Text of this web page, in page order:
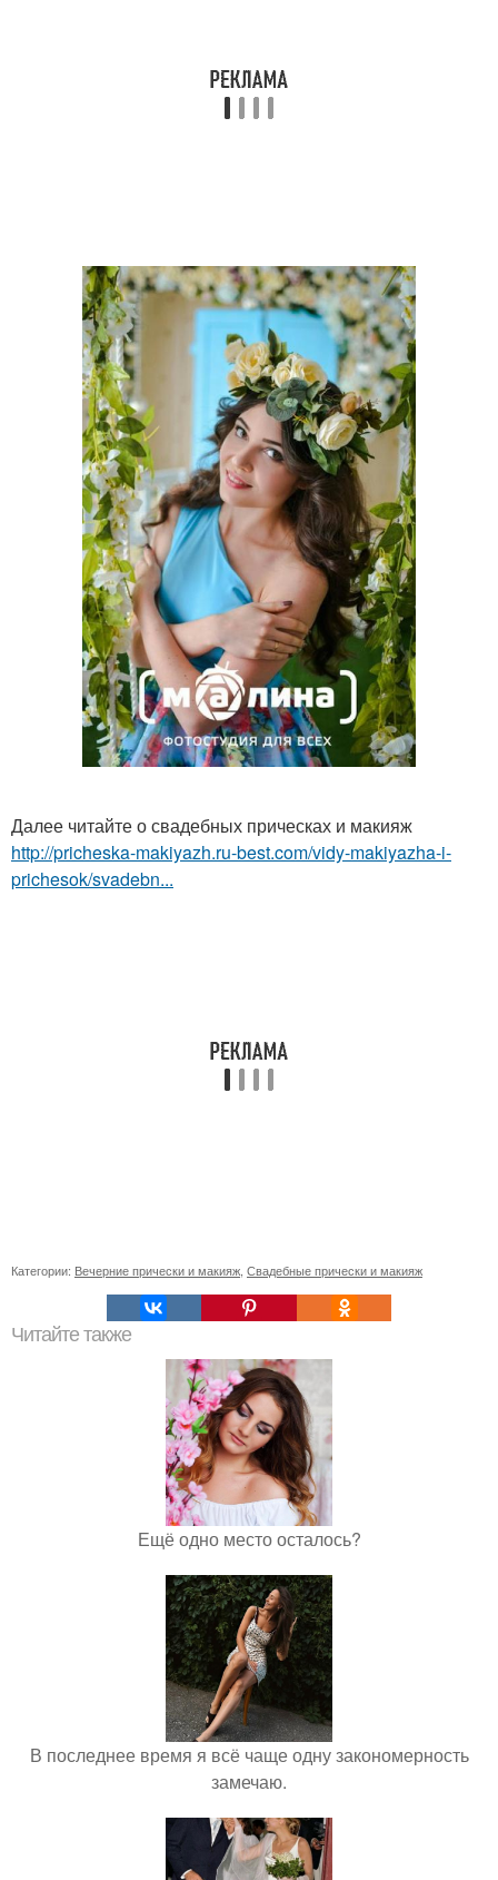
Далее читайте о свадебных прическах и макияж
http://pricheska-makiyazh.ru-best.com/vidy-makiyazha-i-
prichesok/svadebn...
Категории: Вечерние прически и макияж Свадебные прически и макияж
Читайте также
Ещё одно место осталось?
В последнее время я всё чаще одну закономерность
замечаю.